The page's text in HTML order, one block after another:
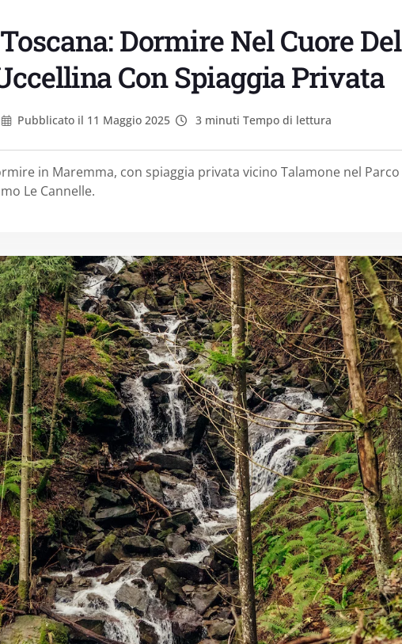
Dormire Nel Cuore Del
Con Spiaggia Privata
Pubblicato il 11 Maggio 2025 3 minuti Tempo di lettura
in Maremma, con spiaggia privata vicino Talamone nel Parco
Le Cannelle.